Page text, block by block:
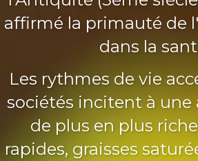
affirmé la primauté de
dans la
Les rythmes de vie
sociétés incitent à
de plus en plus
rapides, graisses